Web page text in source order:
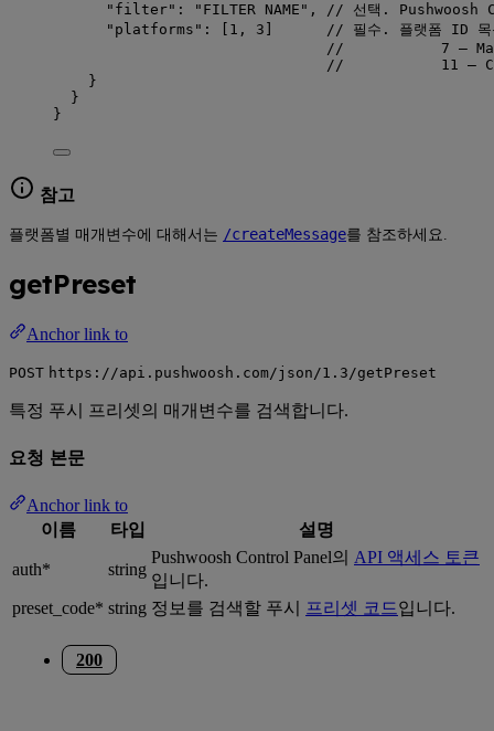
"filter" : " FILTER NAME " , // 선택. Pushwoosh
"platforms" : [ 1 , 3
// 필수. 플랫폼 ID
//           7 — Mac
//           11 —
}
}
}
참고
플랫폼별 매개변수에 대해서는 /createMessage를 참조하세요.
getPreset
Anchor link to
POST https://api.pushwoosh.com/json/1.3/getPreset
특정 푸시 프리셋의 매개변수를 검색합니다.
요청 본문
Anchor link to
이름
타입 설명
auth* string
Pushwoosh Control Panel의 API 액세스 토큰
입니다.
preset_code* string 정보를 검색할 푸시 프리셋 코드입니다.
200